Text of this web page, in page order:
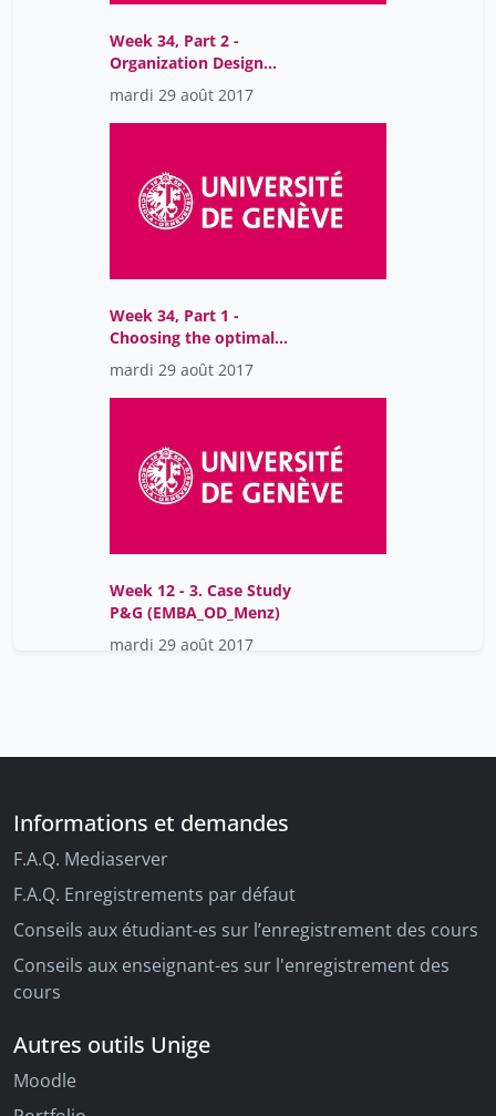
Week 34, Part 2 -
Organization Design
Clinic (EMBA_OD_Menz)
mardi 29 août 2017
Week 34, Part 1 -
Choosing the optimal
Organization Design
(EMBA_OD_Menz)
mardi 29 août 2017
Week 12 - 3. Case Study
P&G (EMBA_OD_Menz)
mardi 29 août 2017
Informations et demandes
F.A.Q. Mediaserver
F.A.Q. Enregistrements par défaut
Conseils aux étudiant-es sur l’enregistrement des cours
Conseils aux enseignant-es sur l'enregistrement des
cours
Autres outils Unige
Moodle